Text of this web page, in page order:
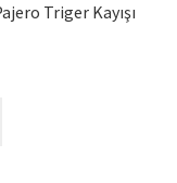
Triger Kayışı